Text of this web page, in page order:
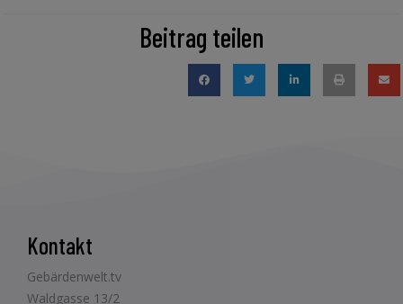
Beitrag teilen
Kontakt
Gebärdenwelt.tv
Waldgasse 13/2